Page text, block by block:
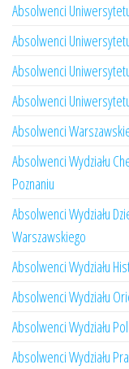
Absolwenci
Absolwenci
Absolwenci
Absolwenci
Absolwenci
Absolwenci Wydziału
Poznaniu
Absolwenci Wydziału
Warszawskiego
Absolwenci Wydziału
Absolwenci Wydziału
Absolwenci Wydziału
Absolwenci Wydziału